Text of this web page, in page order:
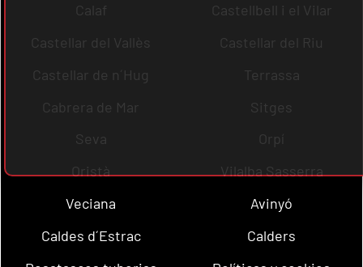
Calaf
Castellbell i el Vilar
Castellar del Vallès
Castellar del Riu
Castellar de n´Hug
Terrassa
Cabrera de Mar
Sitges
Seva
Orpí
Oristà
Vilalba Sasserra
Veciana
Avinyó
Caldes d´Estrac
Calders